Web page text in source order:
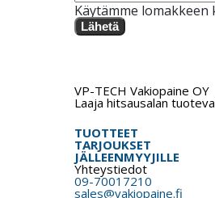
Käytämme
Lähetä
VP-TECH Vakiopaine OY
Laaja hitsausalan
TUOTTEET
TARJOUKSET
JÄLLEENMYYJILLE
Yhteystiedot
09-70017210
sales@vakiopaine.fi